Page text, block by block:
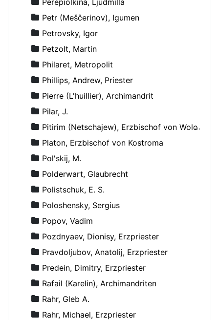
Petr (Meščerinov), Igumen
Petrovsky, Igor
Petzolt, Martin
Philaret, Metropolit
Phillips, Andrew, Priester
Pierre (L'huillier), Archimandrit
Pilar, J.
Pitirim (Netschajew), Erzbischof von Wolokolamsk und Jurjew
Platon, Erzbischof von Kostroma
Pol'skij, M.
Polderwart, Glaubrecht
Polistschuk, E. S.
Poloshensky, Sergius
Popov, Vadim
Pozdnyaev, Dionisy, Erzpriester
Pravdoljubov, Anatolij, Erzpriester
Predein, Dimitry, Erzpriester
Rafail (Karelin), Archimandriten
Rahr, Gleb A.
Rahr, Michael, Erzpriester